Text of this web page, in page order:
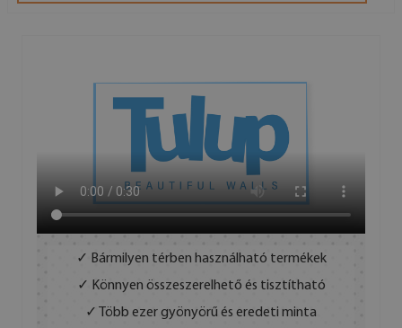
✓ Bármilyen térben használható termékek
✓ Könnyen összeszerelhető és tisztítható
✓ Több ezer gyönyörű és eredeti minta